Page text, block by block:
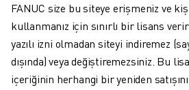
ENDÜSTRILER IÇIN ÇÖZÜMLER
EĞITIM IÇIN ÇÖZÜMLER
WORLDSKILLS & GENÇ YETENEKLER
HABERLER & MEDYA
HABERLER & MEDYA
FANUC size bu siteye erişmeniz ve
kullanmanız için sınırlı bir lisans
yazılı izni olmadan siteyi indiremez
dışında) veya değiştiremezsiniz. Bu
içeriğinin herhangi bir yeniden